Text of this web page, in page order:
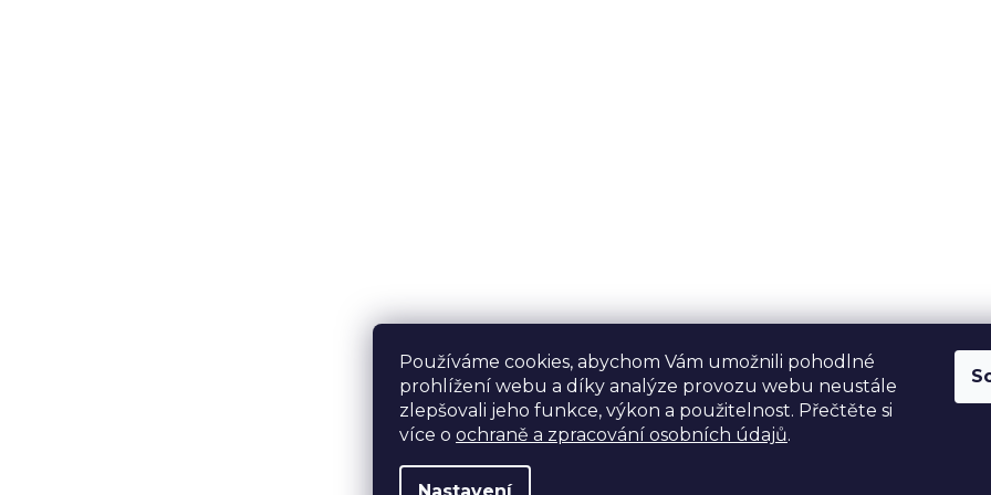
Používáme cookies, abychom Vám umožnili pohodlné
prohlížení webu a díky analýze provozu webu neustále
zlepšovali jeho funkce, výkon a použitelnost. Přečtěte si
více o ochraně a zpracování osobních údajů.